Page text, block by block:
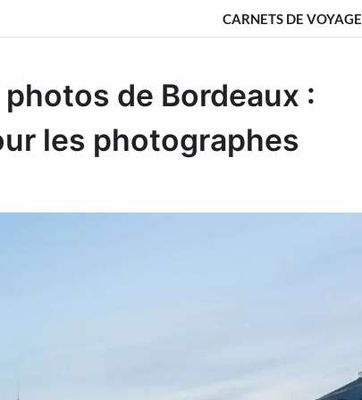
CARNETS DE VOYAGE
de Bordeaux :
les photographes